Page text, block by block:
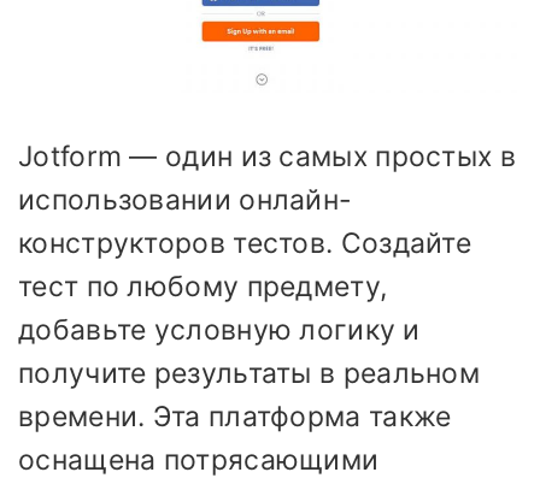
Jotform — один из самых простых в
использовании онлайн-
конструкторов тестов. Создайте
тест по любому предмету,
добавьте условную логику и
получите результаты в реальном
времени. Эта платформа также
оснащена потрясающими